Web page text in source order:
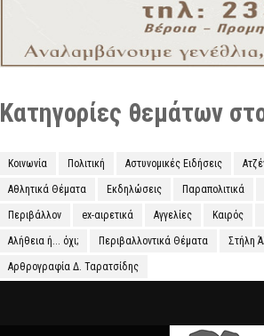
Κατηγορίες θεμάτων
Κοινωνία Πολιτική Αστυνομικές Ειδήσεις
Αθλητικά Θέματα Εκδηλώσεις Παραπολιτικά
Περιβάλλον ex-αιρετικά Αγγελίες Καιρός
Αλήθεια ή... όχι; Περιβαλλοντικά Θέματα Στήλη
Αρθρογραφία Δ. Ταρατσίδης